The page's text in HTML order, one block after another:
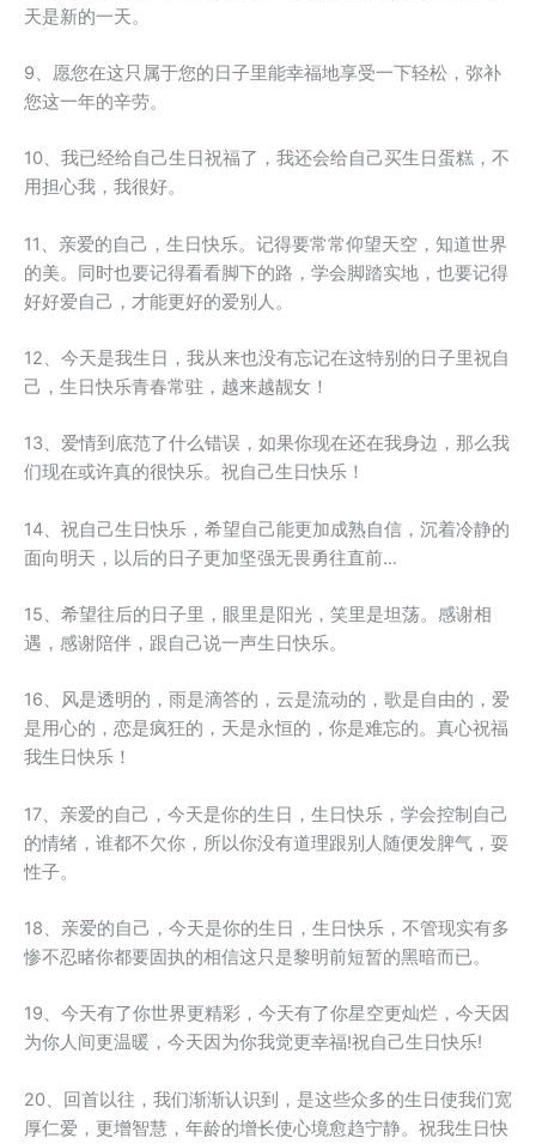
天是新的一天。
9、愿您在这只属于您的日子里能幸福地享受一下轻松，弥补
您这一年的辛劳。
10、我已经给自己生日祝福了，我还会给自己买生日蛋糕，不
用担心我，我很好。
11、亲爱的自己，生日快乐。记得要常常仰望天空，知道世界
的美。同时也要记得看看脚下的路，学会脚踏实地，也要记得
好好爱自己，才能更好的爱别人。
12、今天是我生日，我从来也没有忘记在这特别的日子里祝自
己，生日快乐青春常驻，越来越靓女！
13、爱情到底范了什么错误，如果你现在还在我身边，那么我
们现在或许真的很快乐。祝自己生日快乐！
14、祝自己生日快乐，希望自己能更加成熟自信，沉着冷静的
面向明天，以后的日子更加坚强无畏勇往直前…
15、希望往后的日子里，眼里是阳光，笑里是坦荡。感谢相
遇，感谢陪伴，跟自己说一声生日快乐。
16、风是透明的，雨是滴答的，云是流动的，歌是自由的，爱
是用心的，恋是疯狂的，天是永恒的，你是难忘的。真心祝福
我生日快乐！
17、亲爱的自己，今天是你的生日，生日快乐，学会控制自己
的情绪，谁都不欠你，所以你没有道理跟别人随便发脾气，耍
性子。
18、亲爱的自己，今天是你的生日，生日快乐，不管现实有多
惨不忍睹你都要固执的相信这只是黎明前短暂的黑暗而已。
19、今天有了你世界更精彩，今天有了你星空更灿烂，今天因
为你人间更温暖，今天因为你我觉更幸福!祝自己生日快乐!
20、回首以往，我们渐渐认识到，是这些众多的生日使我们宽
厚仁爱，更增智慧，年龄的增长使心境愈趋宁静。祝我生日快